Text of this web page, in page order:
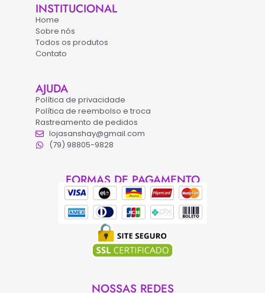
INSTITUCIONAL
Home
Sobre nós
Todos os produtos
Contato
AJUDA
Política de privacidade
Política de reembolso e troca
Rastreamento de pedidos
lojasanshay@gmail.com
(79) 98805-9828
FORMAS DE PAGAMENTO
NOSSAS REDES